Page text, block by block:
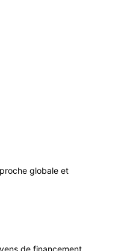
globale et
de financement